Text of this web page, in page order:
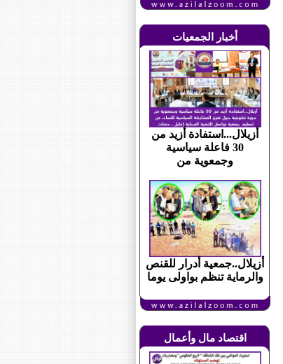
أخبار الجمعيات
أزيلال...استفادة أزيد من
30 فاعلة سياسية
وجمعوية من
أزيلال..جمعية أدرار للقنص
والرماية تنظم بواولى يوما
اقتصاد مال وأعمال